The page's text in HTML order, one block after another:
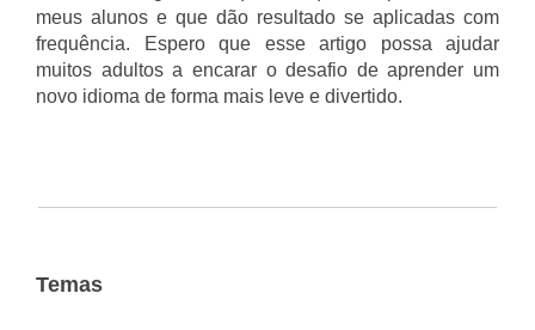
meus alunos e que dão resultado se aplicadas com
frequência. Espero que esse artigo possa ajudar
muitos adultos a encarar o desafio de aprender um
novo idioma de forma mais leve e divertido.
Temas